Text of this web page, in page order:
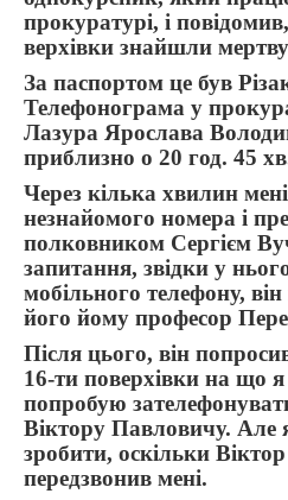
прокуратурі, і
верхівки знайшли
За паспортом це був
Телефонограма у
Лазура Ярослава
приблизно о 20 год. 45
Через кілька хвилин
незнайомого номера і
полковником Сергієм
запитання, звідки у
мобільного телефону,
його йому професор
Після цього, він
16-ти поверхівки на що
попробую
Віктору Павловичу. Але
зробити, оскільки
передзвонив мені.